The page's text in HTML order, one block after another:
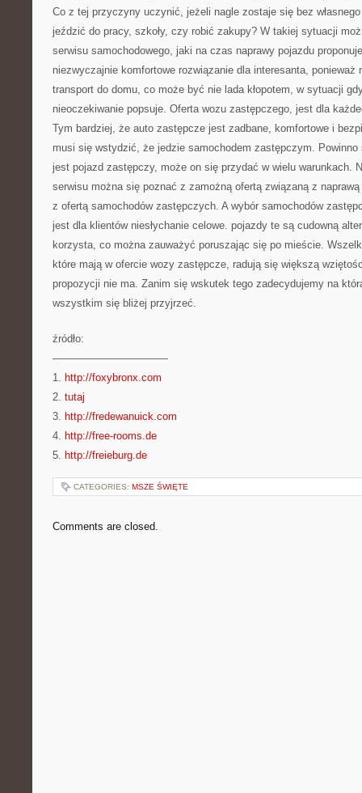
Co z tej przyczyny uczynić, jeżeli nagle zostaje się bez
jeździć do pracy, szkoły, czy robić zakupy? W takiej sytuacji
serwisu samochodowego, jaki na czas naprawy pojazdu
niezwyczajnie komfortowe rozwiązanie dla interesanta, ponieważ
transport do domu, co może być nie lada kłopotem, w sytuacji
nieoczekiwanie popsuje. Oferta wozu zastępczego, jest dla
Tym bardziej, że auto zastępcze jest zadbane, komfortowe i
musi się wstydzić, że jedzie samochodem zastępczym.
jest pojazd zastępczy, może on się przydać w wielu warunkach.
serwisu można się poznać z zamożną ofertą związaną z
z ofertą samochodów zastępczych. A wybór samochodów
jest dla klientów niesłychanie celowe. pojazdy te są cudowną
korzysta, co można zauważyć poruszając się po mieście.
które mają w ofercie wozy zastępcze, radują się większą
propozycji nie ma. Zanim się wskutek tego zadecydujemy na
wszystkim się bliżej przyjrzeć.
źródło:
———————————
1. http://foxybronx.com
2. tutaj
3. http://fredewanuick.com
4. http://free-rooms.de
5. http://freieburg.de
CATEGORIES: MSZE ŚWIĘTE
Comments are closed.